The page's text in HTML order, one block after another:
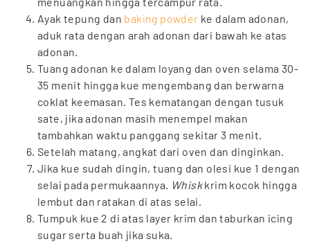
Ayak tepung dan baking powder ke dalam adonan,
aduk rata dengan arah adonan dari bawah ke atas
adonan.
Tuang adonan ke dalam loyang dan oven selama 30-
35 menit hingga kue mengembang dan berwarna
coklat keemasan. Tes kematangan dengan tusuk
sate, jika adonan masih menempel makan
tambahkan waktu panggang sekitar 3 menit.
Setelah matang, angkat dari oven dan dinginkan.
Jika kue sudah dingin, tuang dan olesi kue 1 dengan
selai pada permukaannya. Whiskkrim kocok hingga
lembut dan ratakan di atas selai.
Tumpuk kue 2 di atas layer krim dan taburkan icing
sugar serta buah jika suka.